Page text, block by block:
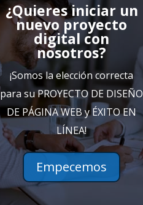
¿Quieres iniciar un
nuevo proyecto
digital con
nosotros?
¡Somos la elección correcta
para su PROYECTO DE DISEÑO
DE PÁGINA WEB y ÉXITO EN
LÍNEA!
Empecemos